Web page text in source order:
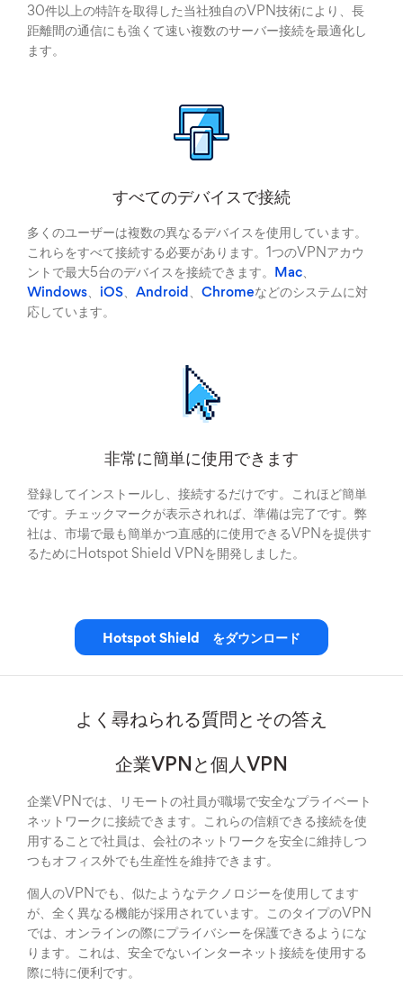
30件以上の特許を取得した当社独自のVPN技術により、長
距離間の通信にも強くて速い複数のサーバー接続を最適化し
ます。
すべてのデバイスで接続
多くのユーザーは複数の異なるデバイスを使用しています。
これらをすべて接続する必要があります。1つのVPNアカウ
ントで最大5台のデバイスを接続できます。
Mac、
Windows、 iOS、 Android 、 Chromeなどのシステムに対
応しています。
非常に簡単に使用できます
登録してインストールし、接続するだけです。これほど簡単
です。チェックマークが表示されれば、準備は完了です。弊
社は、市場で最も簡単かつ直感的に使用できるVPNを提供す
るためにHotspot Shield VPNを開発しました。
Hotspot Shield をダウンロード
よく尋ねられる質問とその答え
企業VPNと個人VPN
企業VPNでは、リモートの社員が職場で安全なプライベート
ネットワークに接続できます。これらの信頼できる接続を使
用することで社員は、会社のネットワークを安全に維持しつ
つもオフィス外でも生産性を維持できます。
個人のVPNでも、似たようなテクノロジーを使用してます
が、全く異なる機能が採用されています。このタイプのVPN
では、オンラインの際にプライバシーを保護できるようにな
ります。これは、安全でないインターネット接続を使用する
際に特に便利です。